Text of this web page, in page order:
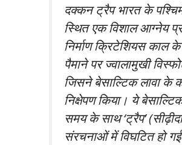
दक्कन ट्रैप भारत के
स्थित एक विशाल आग्नेय
निर्माण क्रिटेशियस काल
पैमाने पर ज्वालामुखी
जिसने बेसाल्टिक लावा के
निक्षेपण किया। ये
समय के साथ ‘ट्रैप’
संरचनाओं में विघटित हो